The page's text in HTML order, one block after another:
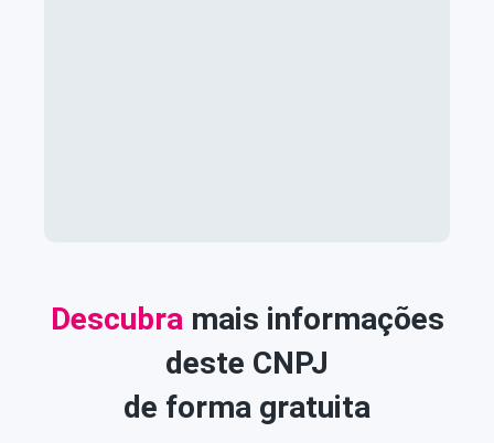
Descubra mais informações
deste CNPJ
de forma gratuita